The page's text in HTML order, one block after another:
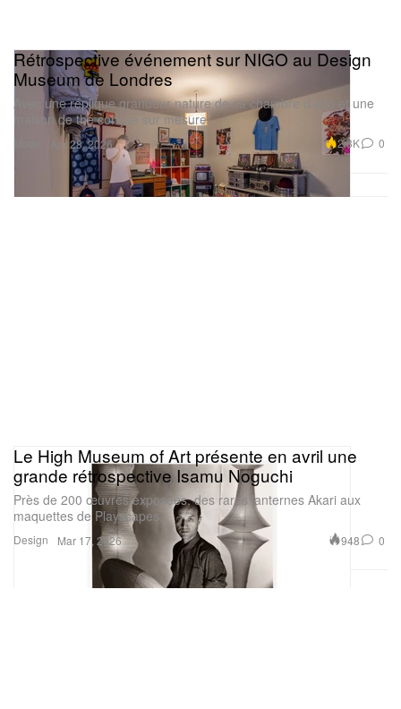
Rétrospective événement sur NIGO au Design
Museum de Londres
Avec une réplique grandeur nature de sa chambre d’ado et une
maison de thé conçue sur mesure.
Apr 28, 2026 2.3K 0
Design
Le High Museum of Art présente en avril une
grande rétrospective Isamu Noguchi
Près de 200 œuvres exposées, des rares lanternes Akari aux
maquettes de Playscapes.
Mar 17, 2026 948 0